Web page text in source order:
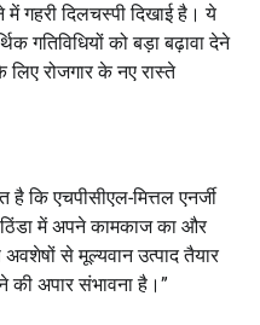
गहरी दिलचस्पी दिखाई है। ये
गतिविधियों को बड़ा बढ़ावा देने
रोजगार के नए रास्ते
कि एचपीसीएल-मित्तल एनर्जी
में अपने कामकाज का और
से मूल्यवान उत्पाद तैयार
की अपार संभावना है।”